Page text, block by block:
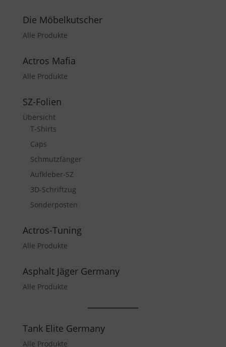
Die Möbelkutscher
Alle Produkte
Actros Mafia
Alle Produkte
SZ-Folien
Übersicht
T-Shirts
Caps
Schmutzfänger
Aufkleber-SZ
3D-Schriftzug
Sonderposten
Actros-Tuning
Alle Produkte
Asphalt Jäger Germany
Alle Produkte
Tank Elite Germany
Alle Produkte